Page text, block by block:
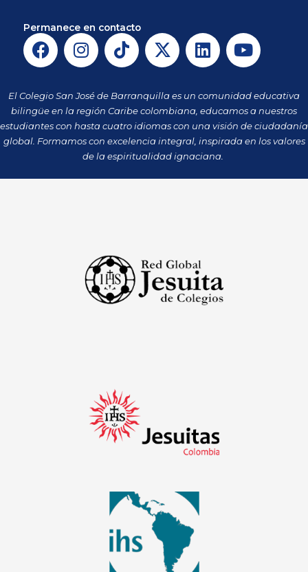
Permanece en contacto
F
a
e
b
o
o
I
n
t
a
g
r
a
m
T
i
t
o
k
X
-
w
i
t
t
e
r
L
i
k
e
d
i
n
Y
o
t
u
b
e
El Colegio San José de Barranquilla es un comunidad educativa
bilingüe en la región Caribe colombiana, educamos a nuestros
estudiantes con hasta cuatro idiomas con una visión de ciudadanía
global. Formamos con excelencia integral, inspirada en los valores
de la espiritualidad ignaciana.